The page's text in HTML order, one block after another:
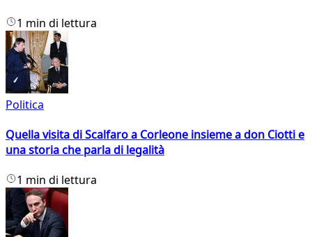
1 min di lettura
Politica
Quella visita di Scalfaro a Corleone insieme a don Ciotti e
una storia che parla di legalità
1 min di lettura